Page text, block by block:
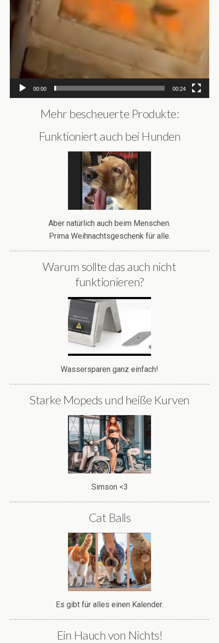
00:00 00:24
Mehr bescheuerte Produkte:
Funktioniert auch bei Hunden
Aber natürlich auch beim Menschen.
Prima Weihnachtsgeschenk für alle.
Warum sollte das auch nicht
funktionieren?
Wassersparen ganz einfach!
Starke Mopeds und heiße Kurven
Simson <3
Cat Balls
Es gibt für alles einen Kalender.
Ein Hauch von Nichts!